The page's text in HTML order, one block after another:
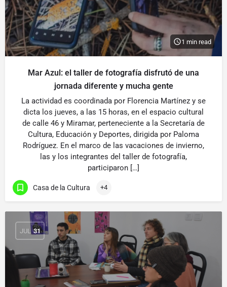
1 min read
Mar Azul: el taller de fotografía disfrutó de una
jornada diferente y mucha gente
La actividad es coordinada por Florencia Martínez y se
dicta los jueves, a las 15 horas, en el espacio cultural
de calle 46 y Miramar, perteneciente a la Secretaría de
Cultura, Educación y Deportes, dirigida por Paloma
Rodríguez. En el marco de las vacaciones de invierno,
las y los integrantes del taller de fotografía,
participaron […]
Casa de la Cultura +4
JUL 31